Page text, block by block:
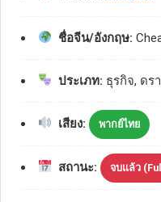
ชื่อจีน/อังกฤษ:
ประเภท: ธุรกิจ, ดร
เสียง: พากย์ไทย
สถานะ: จบแล้ว